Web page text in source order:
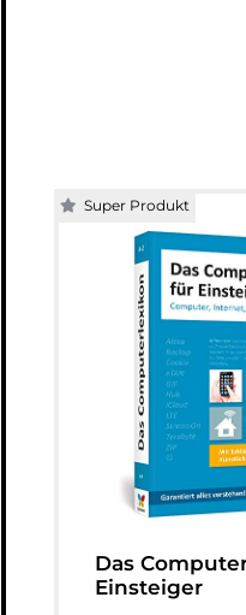
Das
Einsteiger
Super Produkt